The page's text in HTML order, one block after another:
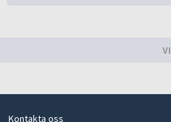
Kontakta oss